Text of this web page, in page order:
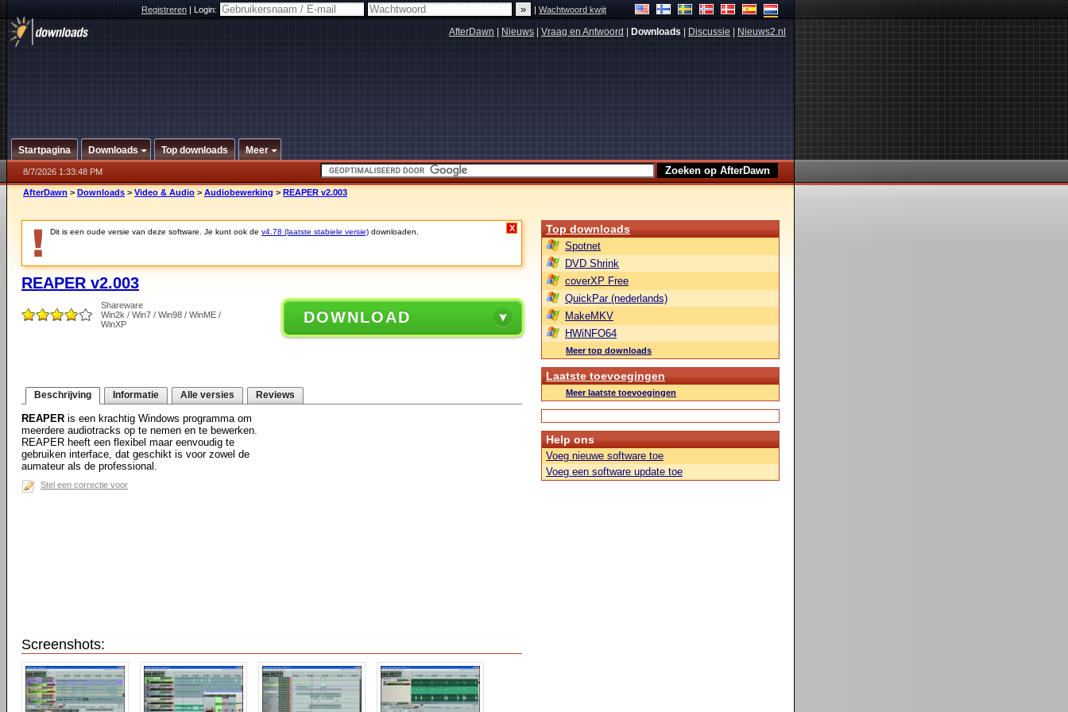
Registreren|Login: |Wachtwoord kwijt
AfterDawn Nieuws Vraag en Antwoord Downloads Discussie Nieuws2.nl
Startpagina Downloads Top downloads Meer
8/7/2026 1:33:48 PM
AfterDawn > Downloads > Video & Audio > Audiobewerking > REAPER v2.003
Dit is een oude versie van deze software. Je kunt ook de v4.78 (laatste stabiele versie) downloaden. X
REAPER v2.003
Shareware
Win2k / Win7 / Win98 / WinME /
WinXP
DOWNLOAD
Beschrijving Informatie Alle versies Reviews
REAPER is een krachtig Windows programma om
meerdere audiotracks op te nemen en te bewerken.
REAPER heeft een flexibel maar eenvoudig te
gebruiken interface, dat geschikt is voor zowel de
aumateur als de professional.
Stel een correctie voor
Screenshots:
Top downloads
Spotnet
DVD Shrink
coverXP Free
QuickPar (nederlands)
MakeMKV
HWiNFO64
Meer top downloads
Laatste toevoegingen
Meer laatste toevoegingen
Help ons
Voeg nieuwe software toe
Voeg een software update toe